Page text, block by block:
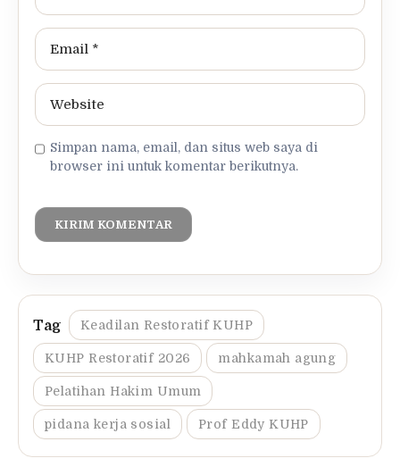
Simpan nama, email, dan situs web saya di
browser ini untuk komentar berikutnya.
Keadilan Restoratif KUHP
KUHP Restoratif 2026 mahkamah agung
Pelatihan Hakim Umum
pidana kerja sosial Prof Eddy KUHP